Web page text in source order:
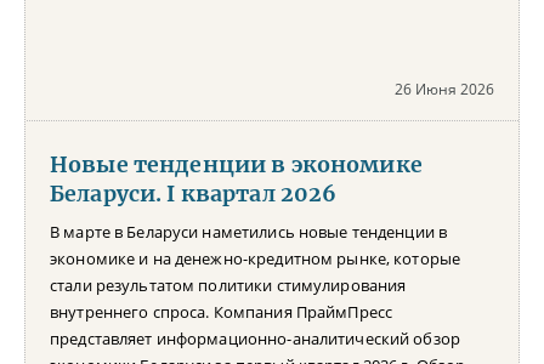
26 Июня 2026
Новые тенденции в экономике
Беларуси. I квартал 2026
В марте в Беларуси наметились новые тенденции в
экономике и на денежно-кредитном рынке, которые
стали результатом политики стимулирования
внутреннего спроса. Компания ПраймПресс
представляет информационно-аналитический обзор